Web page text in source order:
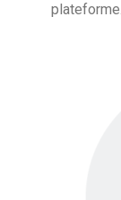
plateforme.